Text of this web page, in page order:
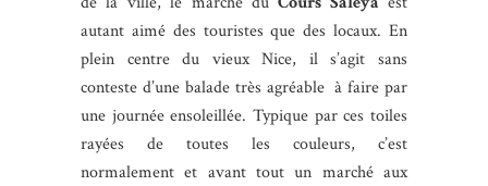
autant aimé des touristes que des locaux. En
plein centre du vieux Nice, il s’agit sans
conteste d’une balade très agréable à faire par
une journée ensoleillée. Typique par ces toiles
rayées de toutes les couleurs, c’est
normalement et avant tout un marché aux